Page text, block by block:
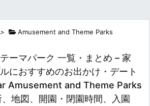
> Amusement and Theme Parks
ーマパーク 一覧・まとめ – 家
におすすめのお出かけ・デート
Amusement and Theme Parks
地図、開園・閉園時間、入園